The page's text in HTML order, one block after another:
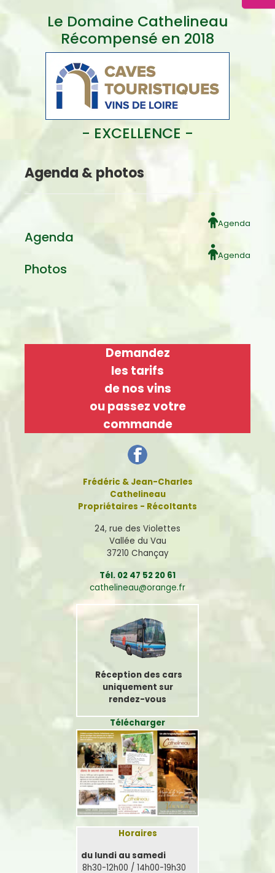
Le Domaine Cathelineau
Récompensé en 2018
- EXCELLENCE -
Agenda & photos
Agenda
Agenda
Agenda
Photos
Demandez
les tarifs
de nos vins
ou passez votre
commande
Frédéric & Jean-Charles
Cathelineau
Propriétaires - Récoltants
24, rue des Violettes
Vallée du Vau
37210 Chançay
Tél. 02 47 52 20 61
cathelineau@orange.fr
Réception des cars
uniquement sur
rendez-vous
Télécharger
Horaires
du lundi au samedi
8h30-12h00 / 14h00-19h30